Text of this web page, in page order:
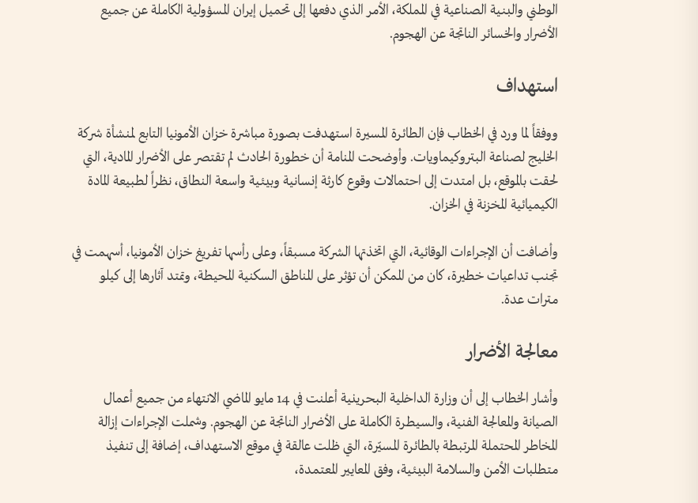
الوطني والبنية الصناعية في المملكة، الأمر الذي دفعها إلى تحميل إيران المسؤولية الكاملة عن جميع
الأضرار والخسائر الناتجة عن الهجوم.
استهداف
ووفقاً لما ورد في الخطاب فإن الطائرة المسيرة استهدفت بصورة مباشرة خزان الأمونيا التابع لمنشأة شركة
الخليج لصناعة البتروكيماويات. وأوضحت المنامة أن خطورة الحادث لم تقتصر على الأضرار المادية، التي
لحقت بالموقع، بل امتدت إلى احتمالات وقوع كارثة إنسانية وبيئية واسعة النطاق، نظراً لطبيعة المادة
الكيميائية المخزنة في الخزان.
وأضافت أن الإجراءات الوقائية، التي اتخذتها الشركة مسبقاً، وعلى رأسها تفريغ خزان الأمونيا، أسهمت في
تجنب تداعيات خطيرة، كان من الممكن أن تؤثر على المناطق السكنية المحيطة، وتمتد آثارها إلى كيلو
مترات عدة.
معالجة الأضرار
وأشار الخطاب إلى أن وزارة الداخلية البحرينية أعلنت في 14 مايو الماضي الانتهاء من جميع أعمال
الصيانة والمعالجة الفنية، والسيطرة الكاملة على الأضرار الناتجة عن الهجوم. وشملت الإجراءات إزالة
المخاطر المحتملة المرتبطة بالطائرة المسيّرة، التي ظلت عالقة في موقع الاستهداف، إضافة إلى تنفيذ
متطلبات الأمن والسلامة البيئية، وفق المعايير المعتمدة،